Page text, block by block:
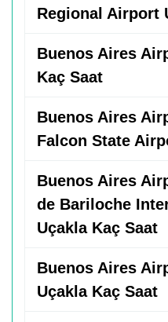
Regional Airport
Buenos Aires
Kaç Saat
Buenos Aires
Falcon State
Buenos Aires
de Bariloche
Uçakla Kaç Saat
Buenos Aires
Uçakla Kaç Saat